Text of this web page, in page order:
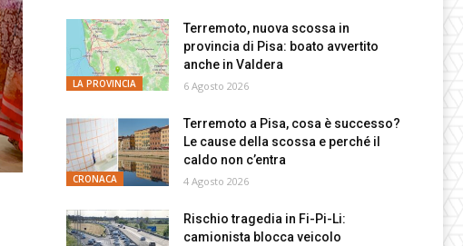
LA PROVINCIA
Terremoto, nuova scossa in
provincia di Pisa: boato avvertito
anche in Valdera
6 Agosto 2026
CRONACA
Terremoto a Pisa, cosa è successo?
Le cause della scossa e perché il
caldo non c’entra
4 Agosto 2026
Rischio tragedia in Fi-Pi-Li:
camionista blocca veicolo